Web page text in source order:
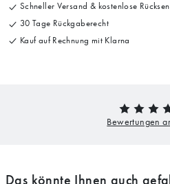
Schneller Versand & kostenlose
30 Tage Rückgaberecht
Kauf auf Rechnung mit Klarna
Das könnte Ihnen auch